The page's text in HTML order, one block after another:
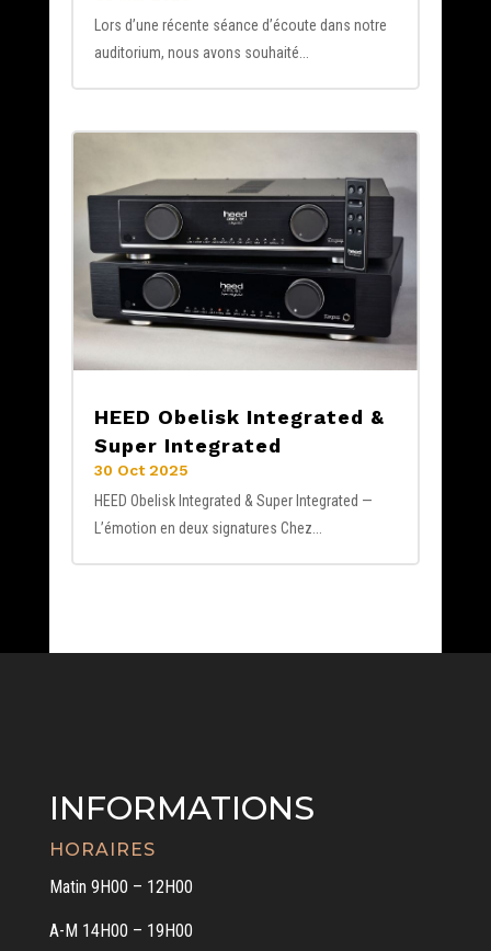
Lors d’une récente séance d’écoute dans notre
auditorium, nous avons souhaité...
HEED Obelisk Integrated &
Super Integrated
30 Oct 2025
HEED Obelisk Integrated & Super Integrated —
L’émotion en deux signatures Chez...
INFORMATIONS
HORAIRES
Matin 9H00 – 12H00
A-M 14H00 – 19H00